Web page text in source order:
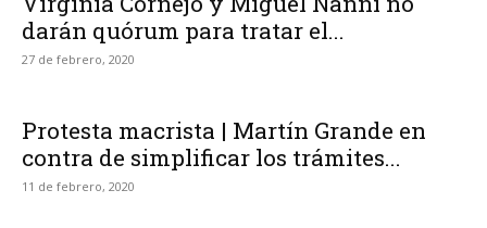
darán quórum para tratar el...
27 de febrero, 2020
Protesta macrista | Martín Grande en
contra de simplificar los trámites...
11 de febrero, 2020